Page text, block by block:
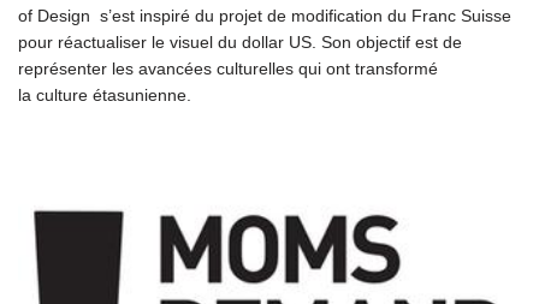
of Design s’est inspiré du projet de modification du Franc Suisse
pour réactualiser le visuel du dollar US. Son objectif est de
représenter les avancées culturelles qui ont transformé
la culture étasunienne.